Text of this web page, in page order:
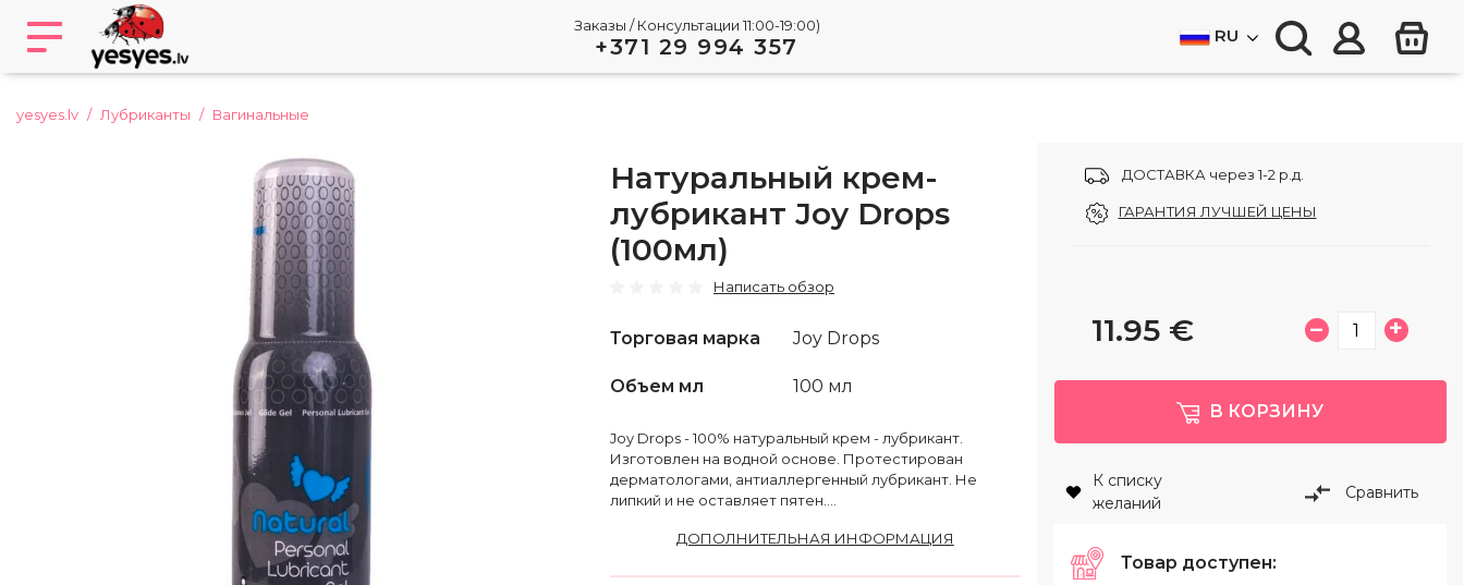
Заказы / Консультации 11:00-19:00)
+371 29 994 357 RU
yesyes.lv Лубриканты Вагинальные
Натуральный крем-
лубрикант Joy Drops
(100мл)
Написать обзор
ДОСТАВКА через 1-2 р.д.
ГАРАНТИЯ ЛУЧШЕЙ ЦЕНЫ
Торговая марка Joy Drops
Объем мл 100 мл
Joy Drops - 100% натуральный крем - лубрикант.
Изготовлен на водной основе. Протестирован
дерматологами, антиаллергенный лубрикант. Не
липкий и не оставляет пятен....
ДОПОЛНИТЕЛЬНАЯ ИНФОРМАЦИЯ
11.95 € – +
В КОРЗИНУ
К списку
желаний
Сравнить
Товар доступен: